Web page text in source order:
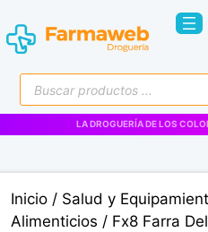
al
contenido
Búsqueda
de
productos
VENTAS
Inicio / Salud y
Alimenticios / Fx8 Farra